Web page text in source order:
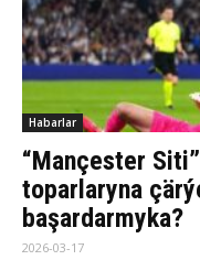
Habarlar
“Mançester
toparlaryna
başardarmyka?
2026-03-17